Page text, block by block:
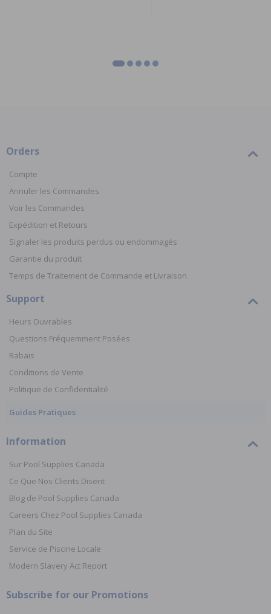
Orders
Compte
Annuler les Commandes
Voir les Commandes
Expédition et Retours
Signaler les produits perdus ou endommagés
Garantie du produit
Temps de Traitement de Commande et Livraison
Support
Heurs Ouvrables
Questions Fréquemment Posées
Rabais
Conditions de Vente
Politique de Confidentialité
Guides Pratiques
Information
Sur Pool Supplies Canada
Ce Que Nos Clients Disent
Blog de Pool Supplies Canada
Careers Chez Pool Supplies Canada
Plan du Site
Service de Piscine Locale
Modern Slavery Act Report
Subscribe for our Promotions